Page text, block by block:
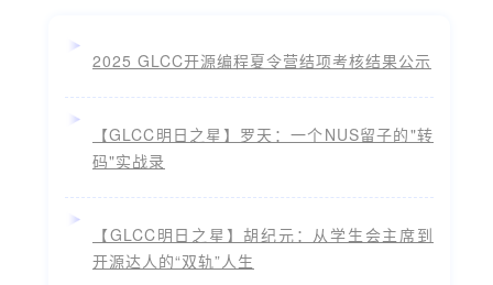
2025 GLCC开源编程夏令营结项考核结果公示
【GLCC明日之星】罗天：一个NUS留子的"转
码"实战录
【GLCC明日之星】胡纪元：从学生会主席到
开源达人的“双轨”人生